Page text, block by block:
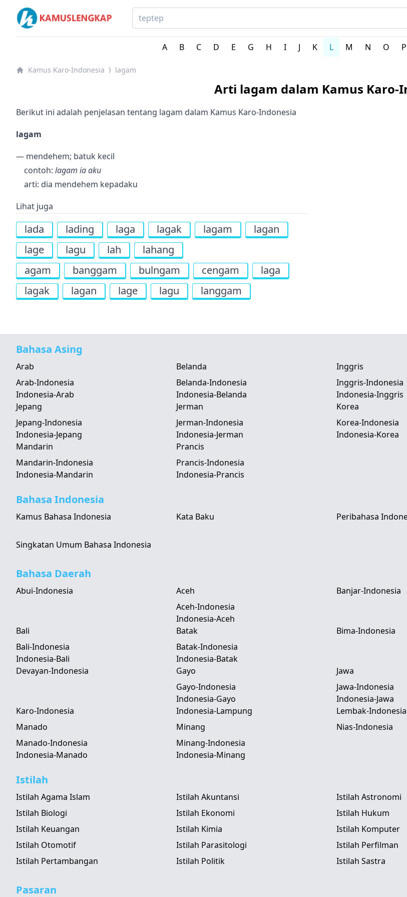
Kamus Lengkap Karo-Indonesia - Kamus Bahasa Daerah Indonesia
A B C D E G H I J K L M N O P
Kamus Karo-Indonesia ⟩ lagam
Arti lagam dalam Kamus Karo-
Berikut ini adalah penjelasan tentang lagam dalam Kamus Karo-Indonesia
lagam
— mendehem; batuk kecil
contoh: lagam ia aku
arti: dia mendehem kepadaku
Lihat juga
lada lading laga lagak lagam
lagan
lage
lagu lah
lahang
agam
banggam bulngam cengam
laga
lagak
lagan lage lagu langgam
Bahasa Asing
Arab
Arab-Indonesia
Indonesia-Arab
Belanda
Belanda-Indonesia
Indonesia-Belanda
Inggris
Inggris-Indonesia
Indonesia-Inggris
Jepang
Jepang-Indonesia
Indonesia-Jepang
Jerman
Jerman-Indonesia
Indonesia-Jerman
Korea
Korea-Indonesia
Indonesia-Korea
Mandarin
Mandarin-Indonesia
Indonesia-Mandarin
Prancis
Prancis-Indonesia
Indonesia-Prancis
Bahasa Indonesia
Kamus Bahasa Indonesia Kata Baku Peribahasa
Singkatan Umum Bahasa Indonesia
Bahasa Daerah
Abui-Indonesia
Aceh
Aceh-Indonesia
Indonesia-Aceh
Banjar-Indonesia
Bali
Bali-Indonesia
Indonesia-Bali
Batak
Batak-Indonesia
Indonesia-Batak
Bima-Indonesia
Devayan-Indonesia
Gayo
Gayo-Indonesia
Indonesia-Gayo
Jawa
Jawa-Indonesia
Indonesia-Jawa
Karo-Indonesia Indonesia-Lampung Lembak-Indonesia
Manado
Manado-Indonesia
Indonesia-Manado
Minang
Minang-Indonesia
Indonesia-Minang
Nias-Indonesia
Istilah
Istilah Agama Islam Istilah Akuntansi Istilah Astronomi
Istilah Biologi
Istilah Ekonomi Istilah Hukum
Istilah Keuangan
Istilah Kimia Istilah Komputer
Istilah Otomotif
Istilah Parasitologi Istilah Perfilman
Istilah Pertambangan
Istilah Politik Istilah Sastra
Pasaran